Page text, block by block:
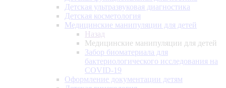
Детская ультразвуковая диагностика
Детская косметология
Медицинские манипуляции для детей
Назад
Медицинские манипуляции для детей
Забор биоматериала для
бактериологического исследования на
COVID-19
Оформление документации детям